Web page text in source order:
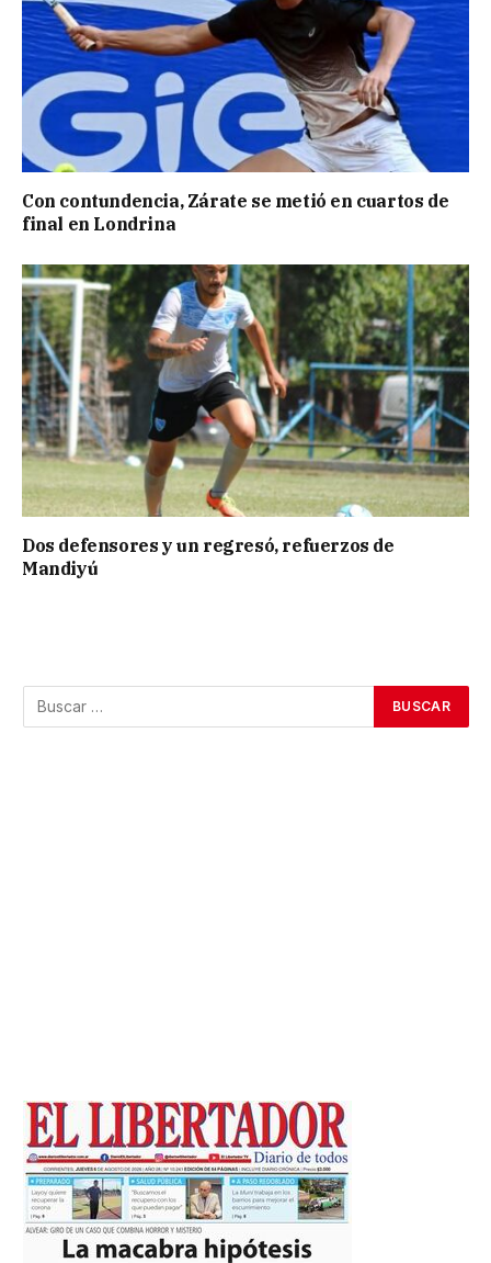
Con contundencia, Zárate se metió en cuartos de
final en Londrina
Dos defensores y un regresó, refuerzos de
Mandiyú